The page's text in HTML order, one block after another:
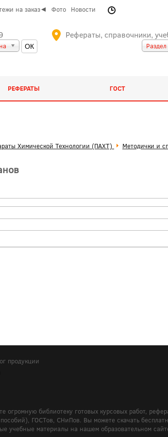
на заказ◄ Фото Новости
Рефераты, справочники,
Раздел
РЕФЕРАТЫ ГОСТ
Химической Технологии (ПАХТ) Методички и
продукции
библиотеку готовых курсовых работ,
ГОСТов, СНиПов. Вы можете скачать
материалы на нашем образовательном